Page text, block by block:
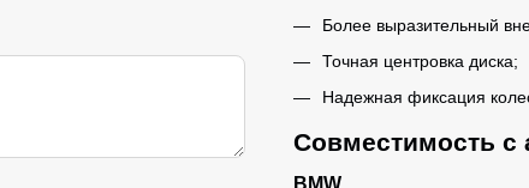
Более выразительный
Точная центровка диска;
Надежная фиксация
Совместимость с